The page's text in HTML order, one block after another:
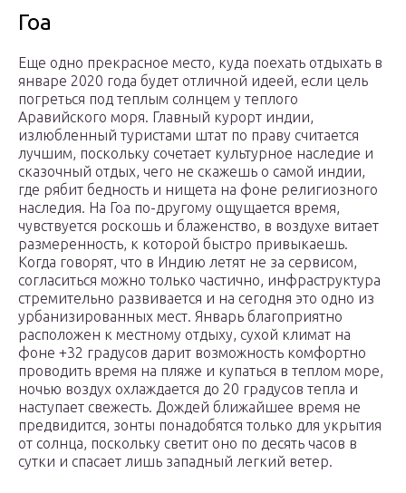
Гоа
Еще одно прекрасное место, куда поехать отдыхать в
январе 2020 года будет отличной идеей, если цель
погреться под теплым солнцем у теплого
Аравийского моря. Главный курорт индии,
излюбленный туристами штат по праву считается
лучшим, поскольку сочетает культурное наследие и
сказочный отдых, чего не скажешь о самой индии,
где рябит бедность и нищета на фоне религиозного
наследия. На Гоа по-другому ощущается время,
чувствуется роскошь и блаженство, в воздухе витает
размеренность, к которой быстро привыкаешь.
Когда говорят, что в Индию летят не за сервисом,
согласиться можно только частично, инфраструктура
стремительно развивается и на сегодня это одно из
урбанизированных мест. Январь благоприятно
расположен к местному отдыху, сухой климат на
фоне +32 градусов дарит возможность комфортно
проводить время на пляже и купаться в теплом море,
ночью воздух охлаждается до 20 градусов тепла и
наступает свежесть. Дождей ближайшее время не
предвидится, зонты понадобятся только для укрытия
от солнца, поскольку светит оно по десять часов в
сутки и спасает лишь западный легкий ветер.